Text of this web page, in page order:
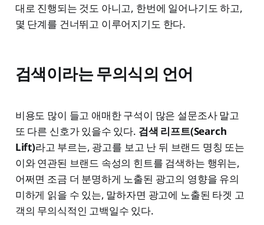
대로 진행되는 것도 아니고, 한번에 일어나기도 하고,
몇 단계를 건너뛰고 이루어지기도 한다.
검색이라는 무의식의 언어
비용도 많이 들고 애매한 구석이 많은 설문조사 말고
또 다른 신호가 있을수 있다. 검색 리프트(Search
Lift)라고 부르는, 광고를 보고 난 뒤 브랜드 명칭 또는
이와 연관된 브랜드 속성의 힌트를 검색하는 행위는,
어쩌면 조금 더 분명하게 노출된 광고의 영향을 유의
미하게 읽을 수 있는, 말하자면 광고에 노출된 타겟 고
객의 무의식적인 고백일수 있다.